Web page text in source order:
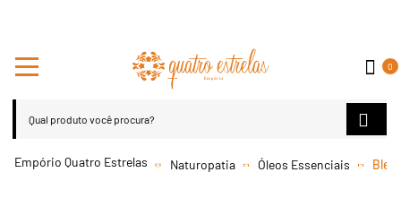
0
Naturopatia Óleos Essenciais